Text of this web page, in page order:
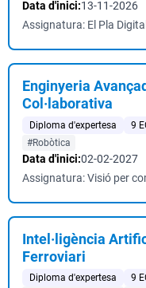
Data d'inici:13-11-2026
Assignatura: El Pla
Enginyeria
Col·laborativa
Diploma d'expertesa 9
#Robòtica
Data d'inici:02-02-2027
Assignatura: Visió per
Intel·ligència
Ferroviari
Diploma d'expertesa 9